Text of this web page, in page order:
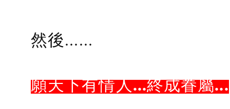
然後......
願天下有情人...終成眷屬...